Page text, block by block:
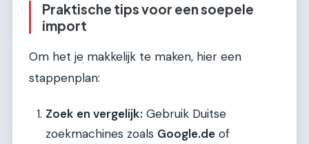
Praktische tips voor een soepele
import
Om het je makkelijk te maken, hier een
stappenplan:
Zoek en vergelijk: Gebruik Duitse
zoekmachines zoals Google.de of